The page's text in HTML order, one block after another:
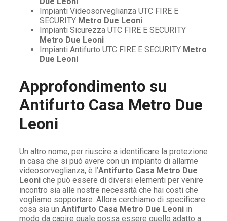
Impianti Videosorveglianza UTC FIRE E
SECURITY Metro Due Leoni
Impianti Sicurezza UTC FIRE E SECURITY
Metro Due Leoni
Impianti Antifurto UTC FIRE E SECURITY Metro
Due Leoni
Approfondimento su
Antifurto Casa Metro Due
Leoni
Un altro nome, per riuscire a identificare la protezione
in casa che si può avere con un impianto di allarme
videosorveglianza, è l’Antifurto Casa Metro Due
Leoni che può essere di diversi elementi per venire
incontro sia alle nostre necessità che hai costi che
vogliamo sopportare. Allora cerchiamo di specificare
cosa sia un Antifurto Casa Metro Due Leoni in
modo da capire quale possa essere quello adatto a